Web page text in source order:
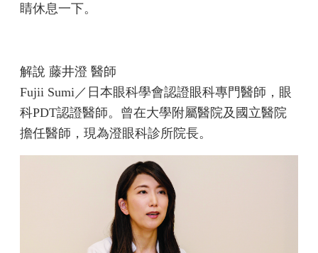
睛休息一下。
解說 藤井澄 醫師
Fujii Sumi／日本眼科學會認證眼科專門醫師，眼
科PDT認證醫師。曾在大學附屬醫院及國立醫院
擔任醫師，現為澄眼科診所院長。